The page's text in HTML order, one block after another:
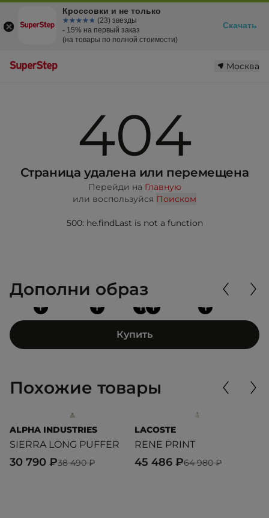
Москва
404
Страница удалена или перемещена
Перейди на Главную
или воспользуйся Поиском
500: he.findLast is not a function
Дополни образ
+
+
+ + +
Купить
Похожие товары
ALPHA INDUSTRIES
SIERRA LONG PUFFER
38 490 ₽
30 790 ₽
LACOSTE
RENE PRINT
64 980 ₽
45 486 ₽
Кроссовки и не только
☆☆☆☆☆
★★★★★ (23) звезды
- 15% на первый заказ
(на товары по полной стоимости)
Скачать